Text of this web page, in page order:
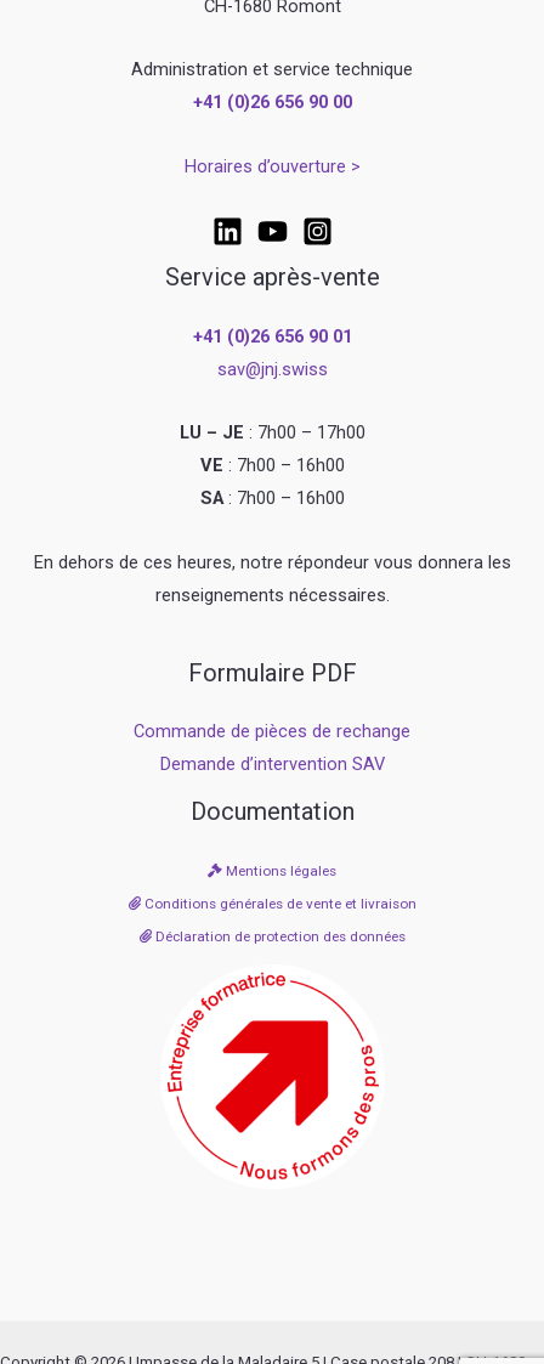
CH-1680 Romont
Administration et service technique
+41 (0)26 656 90 00
Horaires d’ouverture >
Service après-vente
+41 (0)26 656 90 01
sav@jnj.swiss
LU – JE : 7h00 – 17h00
VE : 7h00 – 16h00
SA: 7h00 – 16h00
En dehors de ces heures, notre répondeur vous donnera les
renseignements nécessaires.
Formulaire PDF
Commande de pièces de rechange
Demande d’intervention SAV
Documentation
Mentions légales
Conditions générales de vente et livraison
Déclaration de protection des données